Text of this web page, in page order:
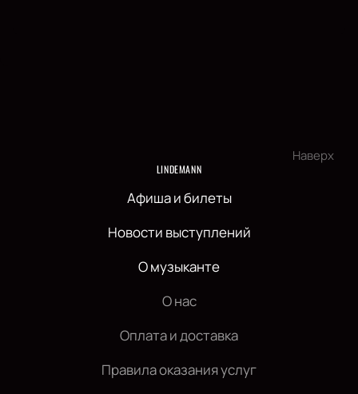
Наверх
LINDEMANN
Афиша и билеты
Новости выступлений
О музыканте
О нас
Оплата и доставка
Правила оказания услуг